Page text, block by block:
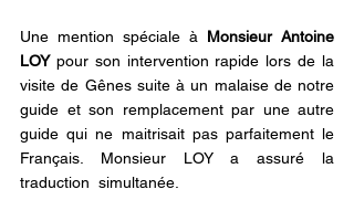
Une mention spéciale à Monsieur Antoine
LOY pour son intervention rapide lors de la
visite de Gênes suite à un malaise de notre
guide et son remplacement par une autre
guide qui ne maitrisait pas parfaitement le
Français. Monsieur LOY a assuré la
traduction  simultanée.